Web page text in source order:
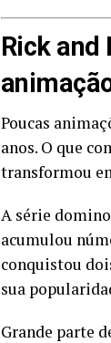
Rick and
Poucas
anos. O que
transformou
A série
acumulou
conquistou
sua
Grande parte